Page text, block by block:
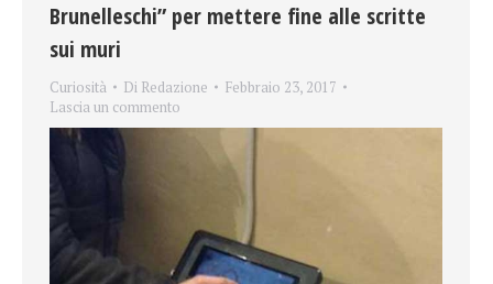
Brunelleschi” per mettere fine alle scritte
sui muri
Curiosità Di Redazione
Febbraio 23, 2017
Lascia un commento